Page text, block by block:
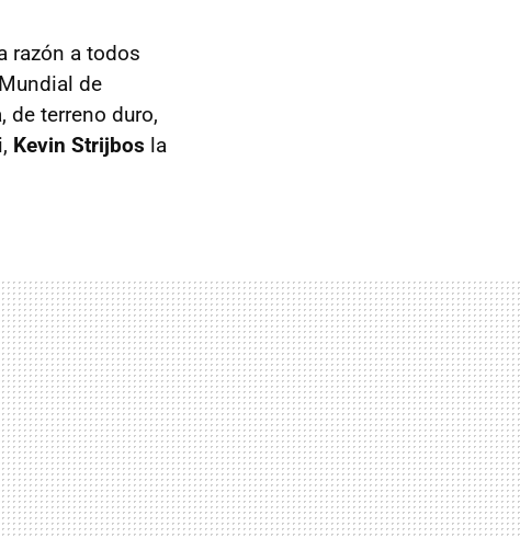
razón a todos
de
de terreno duro,
Kevin Strijbos la